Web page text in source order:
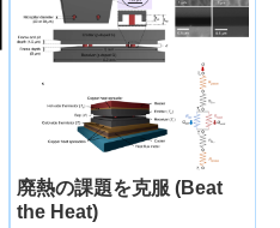
廃熱の課題を克服 (Beat
the Heat)